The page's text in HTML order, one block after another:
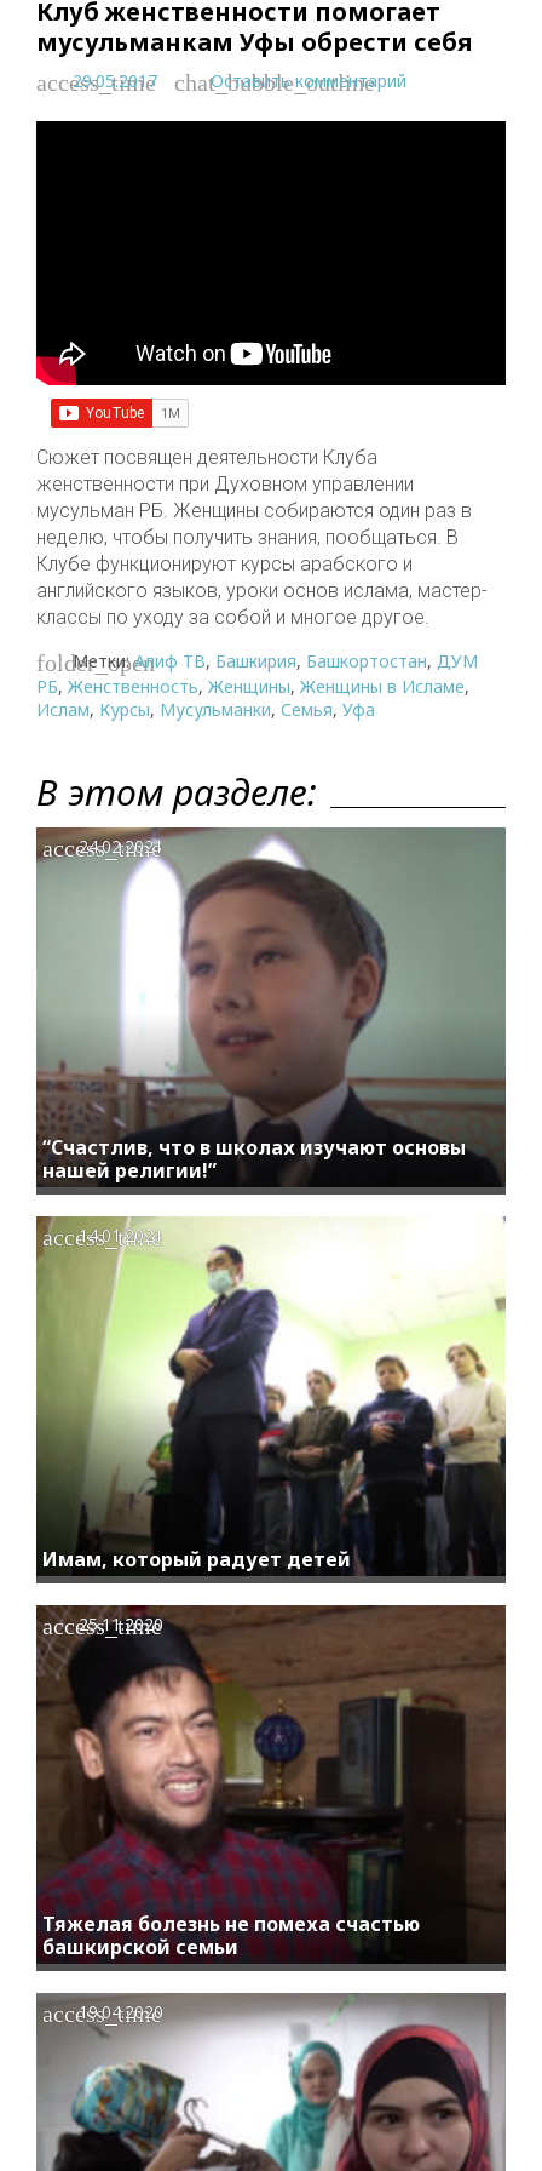
Клуб женственности помогает
мусульманкам Уфы обрести себя
access_time
29.05.2017 chat_bubble_outline
Оставить комментарий
Сюжет посвящен деятельности Клуба
женственности при Духовном управлении
мусульман РБ. Женщины собираются один раз в
неделю, чтобы получить знания, пообщаться. В
Клубе функционируют курсы арабского и
английского языков, уроки основ ислама, мастер-
классы по уходу за собой и многое другое.
folder_open
Метки:Алиф ТВ, Башкирия, Башкортостан, ДУМ
РБ, Женственность, Женщины, Женщины в Исламе,
Ислам, Курсы, Мусульманки, Семья, Уфа
В этом разделе:
“Счастлив, что в школах изучают основы
нашей религии!”
access_time
24.02.2021
Имам, который радует детей
access_time
14.01.2021
Тяжелая болезнь не помеха счастью
башкирской семьи
access_time
25.11.2020
access_time
19.04.2020